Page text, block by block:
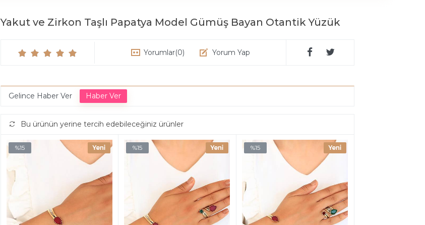
Yakut ve Zirkon Taşlı Papatya Model Gümüş Bayan Otantik Yüzük
Yorumlar(0) Yorum Yap
Gelince Haber Ver
Bu ürünün yerine tercih edebileceğiniz ürünler
%15 %15 %15